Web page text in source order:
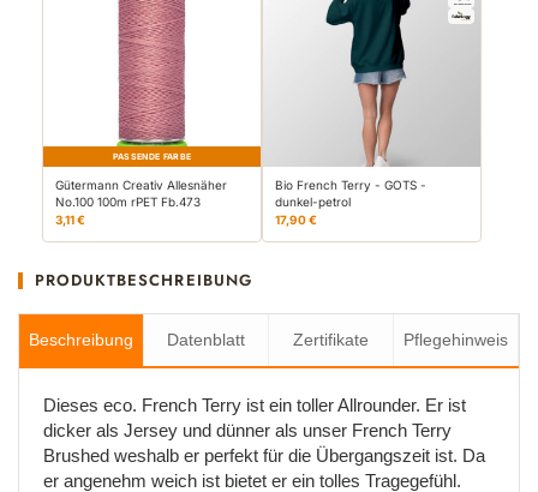
PASSENDE FARBE
Gütermann Creativ Allesnäher
No.100 100m rPET Fb.473
3,11 €
Bio French Terry - GOTS -
dunkel-petrol
17,90 €
PRODUKTBESCHREIBUNG
Beschreibung Datenblatt Zertifikate Pflegehinweis
Dieses eco. French Terry ist ein toller Allrounder. Er ist
dicker als Jersey und dünner als unser French Terry
Brushed weshalb er perfekt für die Übergangszeit ist. Da
er angenehm weich ist bietet er ein tolles Tragegefühl.